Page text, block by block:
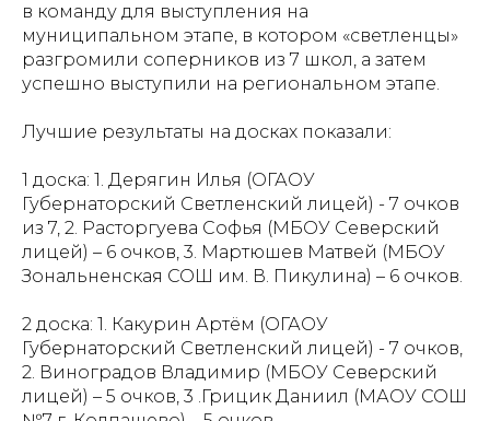
в команду для выступления на
муниципальном этапе, в котором «светленцы»
разгромили соперников из 7 школ, а затем
успешно выступили на региональном этапе.
Лучшие результаты на досках показали:
1 доска: 1. Дерягин Илья (ОГАОУ
Губернаторский Светленский лицей) - 7 очков
из 7, 2. Расторгуева Софья (МБОУ Северский
лицей) – 6 очков, 3. Мартюшев Матвей (МБОУ
Зональненская СОШ им. В. Пикулина) – 6 очков.
2 доска: 1. Какурин Артём (ОГАОУ
Губернаторский Светленский лицей) - 7 очков,
2. Виноградов Владимир (МБОУ Северский
лицей) – 5 очков, 3 .Грицик Даниил (МАОУ СОШ